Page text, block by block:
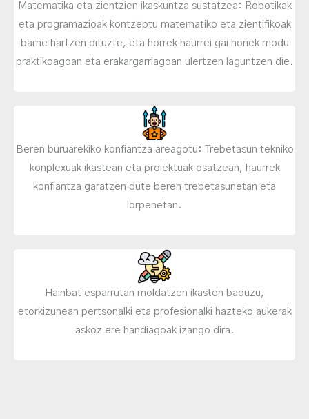
Matematika eta zientzien ikaskuntza sustatzea: Robotikak
eta programazioak kontzeptu matematiko eta zientifikoak
barne hartzen dituzte, eta horrek haurrei gai horiek modu
praktikoagoan eta erakargarriagoan ulertzen laguntzen die.
Beren buruarekiko konfiantza areagotu: Trebetasun tekniko
konplexuak ikastean eta proiektuak osatzean, haurrek
konfiantza garatzen dute beren trebetasunetan eta
lorpenetan.
Hainbat esparrutan moldatzen ikasten baduzu,
etorkizunean pertsonalki eta profesionalki hazteko aukerak
askoz ere handiagoak izango dira.